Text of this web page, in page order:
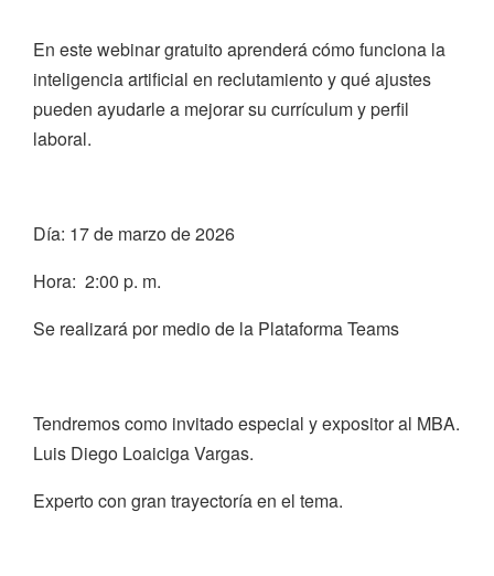
En este webinar gratuito aprenderá cómo funciona la
inteligencia artificial en reclutamiento y qué ajustes
pueden ayudarle a mejorar su currículum y perfil
laboral.
Día: 17 de marzo de 2026
Hora: 2:00 p. m.
Se realizará por medio de la Plataforma Teams
Tendremos como invitado especial y expositor al MBA.
Luis Diego Loaiciga Vargas.
Experto con gran trayectoría en el tema.